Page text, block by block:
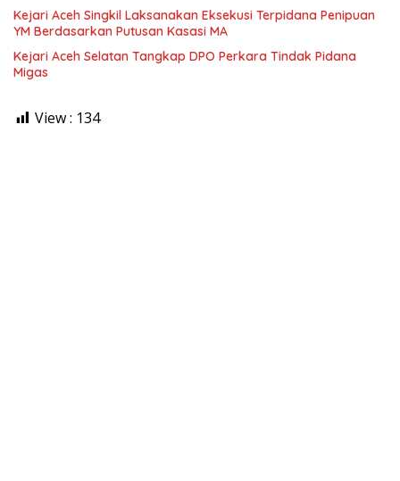
Kejari Aceh Singkil Laksanakan Eksekusi Terpidana Penipuan
YM Berdasarkan Putusan Kasasi MA
Kejari Aceh Selatan Tangkap DPO Perkara Tindak Pidana
Migas
View : 134